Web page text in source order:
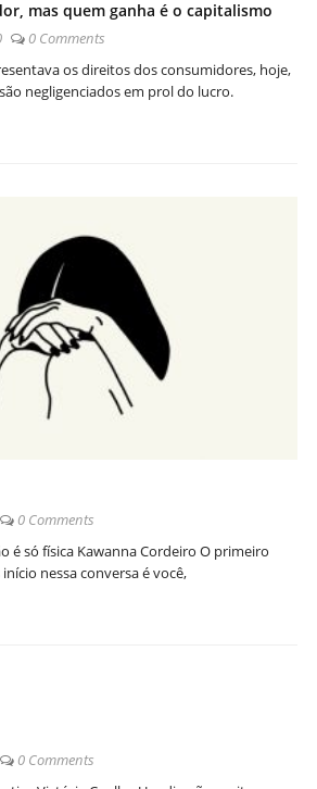
mas quem ganha é o capitalismo
0 Comments
os direitos dos consumidores, hoje,
negligenciados em prol do lucro.
0 Comments
é só física Kawanna Cordeiro O primeiro
nessa conversa é você,
0 Comments